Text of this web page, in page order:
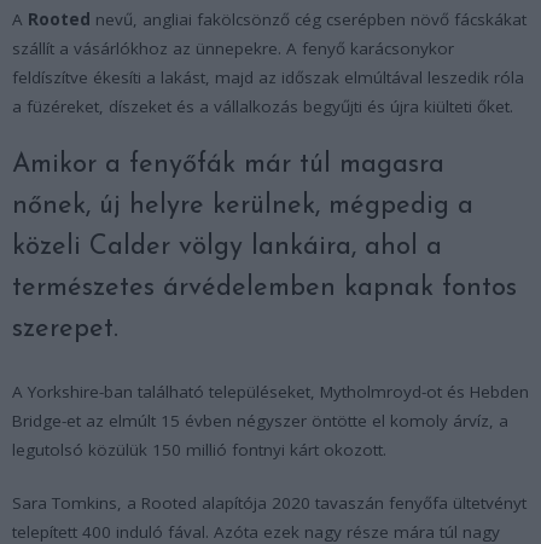
A Rooted nevű, angliai fakölcsönző cég cserépben növő fácskákat
szállít a vásárlókhoz az ünnepekre. A fenyő karácsonykor
feldíszítve ékesíti a lakást, majd az időszak elmúltával leszedik róla
a füzéreket, díszeket és a vállalkozás begyűjti és újra kiülteti őket.
Amikor a fenyőfák már túl magasra
nőnek, új helyre kerülnek, mégpedig a
közeli Calder völgy lankáira, ahol a
természetes árvédelemben kapnak fontos
szerepet.
A Yorkshire-ban található településeket, Mytholmroyd-ot és Hebden
Bridge-et az elmúlt 15 évben négyszer öntötte el komoly árvíz, a
legutolsó közülük 150 millió fontnyi kárt okozott.
Sara Tomkins, a Rooted alapítója 2020 tavaszán fenyőfa ültetvényt
telepített 400 induló fával. Azóta ezek nagy része mára túl nagy